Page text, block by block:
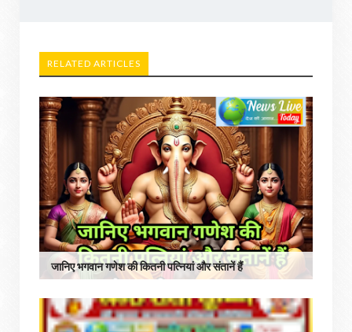
RELATED ARTICLES
जानिए भगवान गणेश की कितनी पत्नियां और संतानें हैं